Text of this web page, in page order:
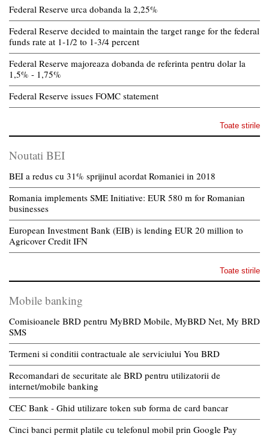
Federal Reserve urca dobanda la 2,25%
Federal Reserve decided to maintain the target range for the federal
funds rate at 1-1/2 to 1-3/4 percent
Federal Reserve majoreaza dobanda de referinta pentru dolar la
1,5% - 1,75%
Federal Reserve issues FOMC statement
Toate stirile
Noutati BEI
BEI a redus cu 31% sprijinul acordat Romaniei in 2018
Romania implements SME Initiative: EUR 580 m for Romanian
businesses
European Investment Bank (EIB) is lending EUR 20 million to
Agricover Credit IFN
Toate stirile
Mobile banking
Comisioanele BRD pentru MyBRD Mobile, MyBRD Net, My BRD
SMS
Termeni si conditii contractuale ale serviciului You BRD
Recomandari de securitate ale BRD pentru utilizatorii de
internet/mobile banking
CEC Bank - Ghid utilizare token sub forma de card bancar
Cinci banci permit platile cu telefonul mobil prin Google Pay